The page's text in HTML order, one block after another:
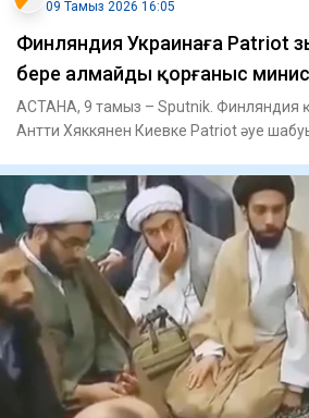
09 Тамыз 2026 16:05
Финляндия Украинаға Patriot
бере алмайды қорғаныс
АСТАНА, 9 тамыз – Sputnik. Финляндия
Антти Хяккянен Киевке Patriot әуе